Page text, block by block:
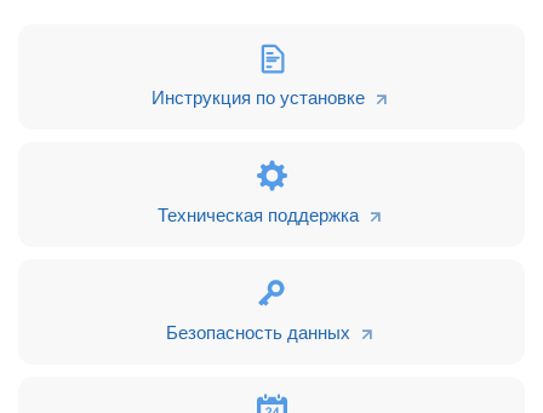
общайтесь с клиентами по удобному каналу. Это гораздо
удобнее, чем общение через телеграм бота. Более
подробно читайте вИнструкции для Телеграм
Работа (отклики), Авито Недвижимость (бронирования).
Возможность отправлять изображения и принимать
голосовые сообщения. Можете подключить неограниченное
Инструкции для Авито
. Подключите вашу ВК группу или сообщество и
Инструкция по установке
Техническая поддержка
Безопасность данных